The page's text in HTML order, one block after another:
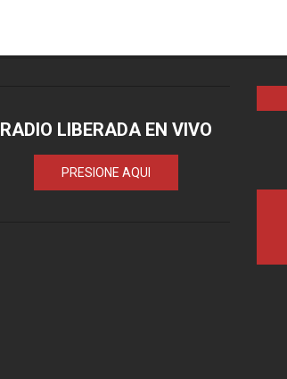
RADIO LIBERADA EN VIVO
PRESIONE AQUI